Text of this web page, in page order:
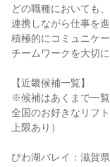
どの職種においても
連携しながら仕事を進
積極的にコミュニケー
チームワークを大切
【近畿候補一覧】
※候補はあくまで一覧
全国のお好きなリフ
上限あり）
びわ湖バレイ：滋賀県